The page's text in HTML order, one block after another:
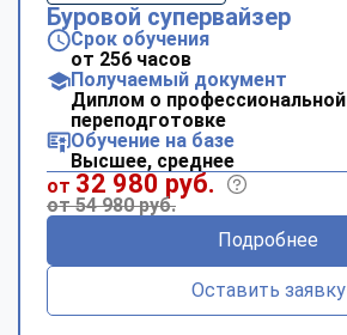
Буровой супервайзер
Срок обучения
от 256 часов
Получаемый документ
Диплом о профессиональной
переподготовке
Обучение на базе
Высшее, среднее
от 32 980 руб.
от 54 980 руб.
Подробнее
Оставить заявку